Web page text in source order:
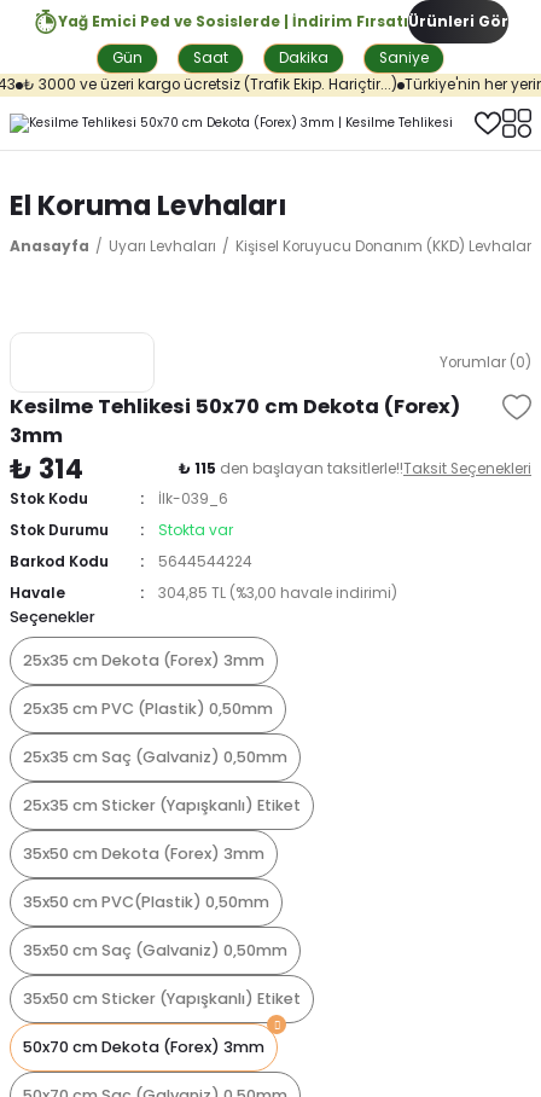
Yağ Emici Ped ve Sosislerde | İndirim Fırsatı
Gün
Saat Dakika Saniye
Ürünleri Gör
₺ 3000 ve üzeri kargo ücretsiz (Trafik Ekip. Hariçtir...) Türkiye'nin her
El Koruma Levhaları
Anasayfa Uyarı Levhaları Kişisel Koruyucu Donanım (KKD) Levhaları
Yorumlar (0)
Kesilme Tehlikesi 50x70 cm Dekota (Forex)
3mm
₺ 314 ₺ 115 den başlayan taksitlerle!!Taksit Seçenekleri
Stok Kodu
İlk-039_6
Stok Durumu
Stokta var
Barkod Kodu
5644544224
Havale
304,85 TL (%3,00 havale indirimi)
Seçenekler
25x35 cm Dekota (Forex) 3mm
25x35 cm PVC (Plastik) 0,50mm
25x35 cm Saç (Galvaniz) 0,50mm
25x35 cm Sticker (Yapışkanlı) Etiket
35x50 cm Dekota (Forex) 3mm
35x50 cm PVC(Plastik) 0,50mm
35x50 cm Saç (Galvaniz) 0,50mm
35x50 cm Sticker (Yapışkanlı) Etiket
50x70 cm Dekota (Forex) 3mm